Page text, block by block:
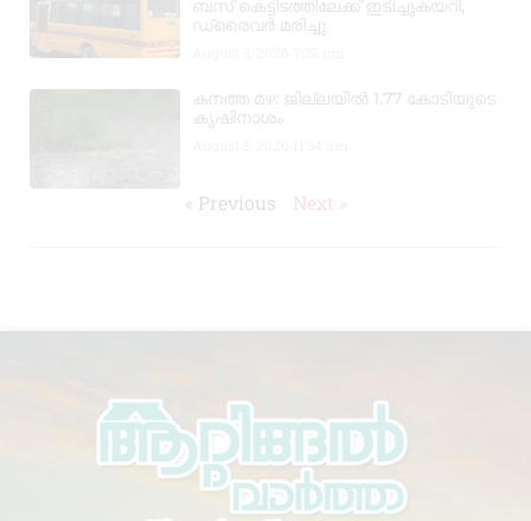
ബസ് കെട്ടിടത്തിലേക്ക് ഇടിച്ചുകയറി,
ഡ്രൈവർ മരിച്ചു
കനത്ത മഴ: ജില്ലയിൽ 1.77 കോടിയുടെ
കൃഷിനാശം
« Previous Next »